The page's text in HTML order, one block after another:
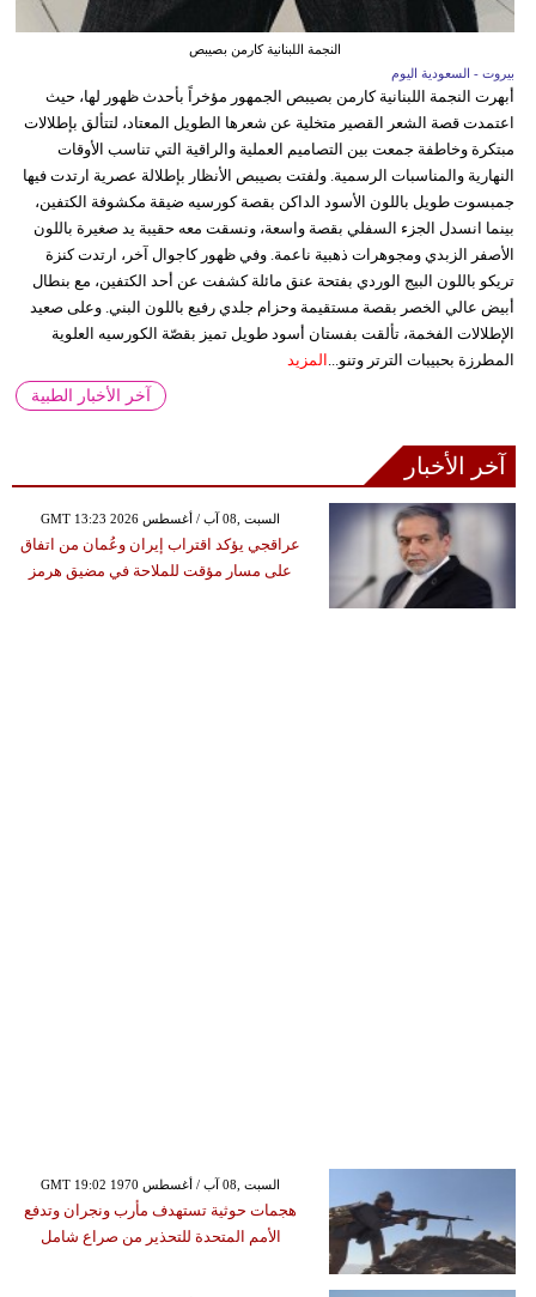
النجمة اللبنانية كارمن بصيبص
بيروت - السعودية اليوم
أبهرت النجمة اللبنانية كارمن بصيبص الجمهور مؤخراً بأحدث ظهور لها، حيث
اعتمدت قصة الشعر القصير متخلية عن شعرها الطويل المعتاد، لتتألق بإطلالات
مبتكرة وخاطفة جمعت بين التصاميم العملية والراقية التي تناسب الأوقات
النهارية والمناسبات الرسمية. ولفتت بصيبص الأنظار بإطلالة عصرية ارتدت فيها
جمبسوت طويل باللون الأسود الداكن بقصة كورسيه ضيقة مكشوفة الكتفين،
بينما انسدل الجزء السفلي بقصة واسعة، ونسقت معه حقيبة يد صغيرة باللون
الأصفر الزبدي ومجوهرات ذهبية ناعمة. وفي ظهور كاجوال آخر، ارتدت كنزة
تريكو باللون البيج الوردي بفتحة عنق مائلة كشفت عن أحد الكتفين، مع بنطال
أبيض عالي الخصر بقصة مستقيمة وحزام جلدي رفيع باللون البني. وعلى صعيد
الإطلالات الفخمة، تألقت بفستان أسود طويل تميز بقصّة الكورسيه العلوية
المطرزة بحبيبات الترتر وتنو... المزيد
آخر الأخبار الطبية
آخر الأخبار
GMT 13:23 2026 السبت ,08 آب / أغسطس
عراقجي يؤكد اقتراب إيران وعُمان من اتفاق
على مسار مؤقت للملاحة في مضيق هرمز
GMT 19:02 1970 السبت ,08 آب / أغسطس
هجمات حوثية تستهدف مأرب ونجران وتدفع
الأمم المتحدة للتحذير من صراع شامل